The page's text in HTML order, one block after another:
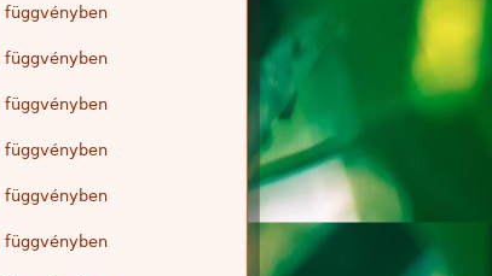
függvényben
függvényben
függvényben
függvényben
függvényben
függvényben